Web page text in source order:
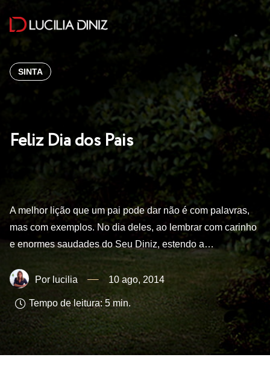
SINTA
Feliz Dia dos Pais
A melhor lição que um pai pode dar não é com palavras,
mas com exemplos. No dia deles, ao lembrar com carinho
e enormes saudades do Seu Diniz, estendo a…
lucilia 10 ago, 2014
Tempo de leitura: 5 min.